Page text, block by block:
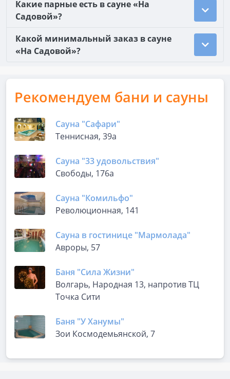
Какие парные есть в сауне «На
Садовой»?
Какой минимальный заказ в сауне
«На Садовой»?
Рекомендуем бани и сауны
Сауна "Сафари"
Теннисная, 39а
Сауна "33 удовольствия"
Свободы, 176а
Сауна "Комильфо"
Революционная, 141
Сауна в гостинице "Мармолада"
Авроры, 57
Баня "Сила Жизни"
Волгарь, Народная 13, напротив ТЦ
Точка Сити
Баня "У Ханумы"
Зои Космодемьянской, 7